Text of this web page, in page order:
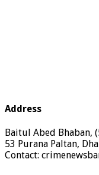
Address
Baitul Abed Bhaban,
53 Purana Paltan,
Contact: